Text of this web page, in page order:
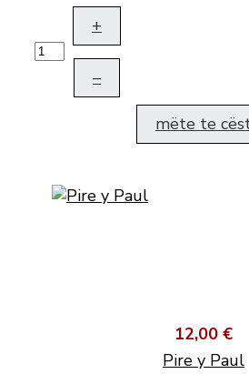
+
–
mëte te
12,00 €
Pire y Paul